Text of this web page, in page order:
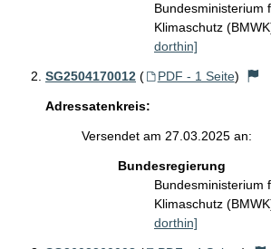
Bundesministerium
Klimaschutz
dorthin]
SG2504170012 ( PDF - 1 Seite)
Adressatenkreis:
Versendet am 27.03.2025 an:
Bundesregierung
Bundesministerium
Klimaschutz
dorthin]